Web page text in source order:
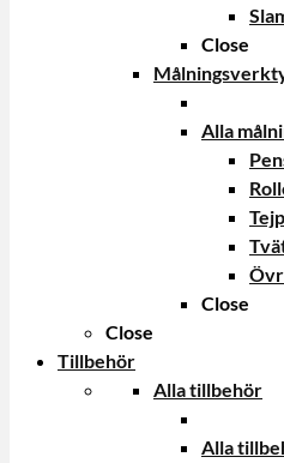
Close
Alla
Close
Close
Tillbehör
Alla tillbehör
Alla